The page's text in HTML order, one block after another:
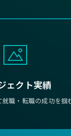
ェクト実績
職・転職の成功を掴